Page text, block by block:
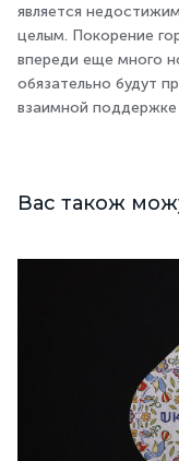
является
целым. Покорение
впереди еще много
обязательно будут
взаимной
Вас також